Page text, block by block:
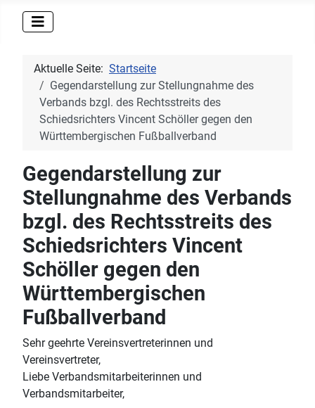
Aktuelle Seite: Startseite
Gegendarstellung zur Stellungnahme des
Verbands bzgl. des Rechtsstreits des
Schiedsrichters Vincent Schöller gegen den
Württembergischen Fußballverband
Gegendarstellung zur
Stellungnahme des Verbands
bzgl. des Rechtsstreits des
Schiedsrichters Vincent
Schöller gegen den
Württembergischen
Fußballverband
Sehr geehrte Vereinsvertreterinnen und
Vereinsvertreter,
Liebe Verbandsmitarbeiterinnen und
Verbandsmitarbeiter,